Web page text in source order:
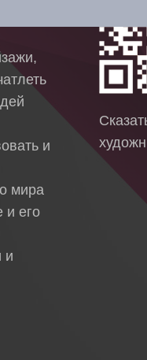
и
мира
и его
и